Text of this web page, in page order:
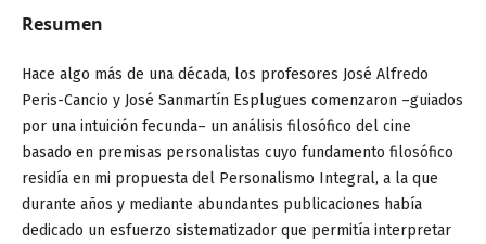
Resumen
Hace algo más de una década, los profesores José Alfredo
Peris-Cancio y José Sanmartín Esplugues comenzaron –guiados
por una intuición fecunda– un análisis filosófico del cine
basado en premisas personalistas cuyo fundamento filosófico
residía en mi propuesta del Personalismo Integral, a la que
durante años y mediante abundantes publicaciones había
dedicado un esfuerzo sistematizador que permitía interpretar